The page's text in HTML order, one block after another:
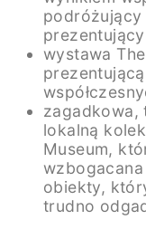
podróżujący
wystawa
zagadkowa,
lokalną
Museum,
obiekty,
trudno